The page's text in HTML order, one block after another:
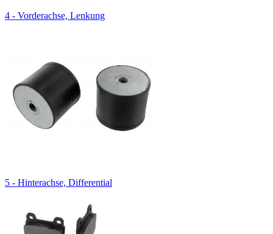
4 - Vorderachse, Lenkung
5 - Hinterachse, Differential